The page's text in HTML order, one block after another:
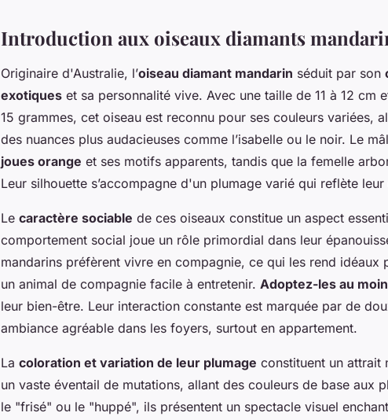
Introduction aux oiseaux diamants
Originaire d'Australie, l’oiseau diamant mandarin séduit par son
exotiques et sa personnalité vive. Avec une taille de 11 à 12 cm
15 grammes, cet oiseau est reconnu pour ses couleurs variées,
des nuances plus audacieuses comme l’isabelle ou le noir. Le
joues orange et ses motifs apparents, tandis que la femelle
Leur silhouette s’accompagne d'un plumage varié qui reflète
Le caractère sociable de ces oiseaux constitue un aspect
comportement social joue un rôle primordial dans leur
mandarins préfèrent vivre en compagnie, ce qui les rend idéaux
un animal de compagnie facile à entretenir. Adoptez-les au
leur bien-être. Leur interaction constante est marquée par de
ambiance agréable dans les foyers, surtout en appartement.
La coloration et variation de leur plumage constituent un attrait
un vaste éventail de mutations, allant des couleurs de base aux
le "frisé" ou le "huppé", ils présentent un spectacle visuel